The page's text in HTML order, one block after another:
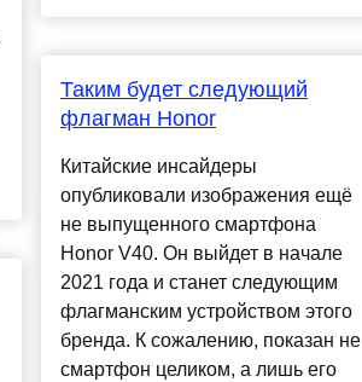
Таким будет следующий
флагман Honor
Китайские инсайдеры
опубликовали изображения ещё
не выпущенного смартфона
Honor V40. Он выйдет в начале
2021 года и станет следующим
флагманским устройством этого
бренда. К сожалению, показан не
смартфон целиком, а лишь его